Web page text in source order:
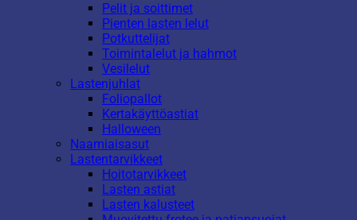
Pelit ja soittimet
Pienten lasten lelut
Potkuttelijat
Toimintalelut ja hahmot
Vesilelut
Lastenjuhlat
Foliopallot
Kertakäyttöastiat
Halloween
Naamiaisasut
Lastentarvikkeet
Hoitotarvikkeet
Lasten astiat
Lasten kalusteet